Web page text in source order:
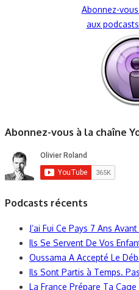
Abonnez-
aux
Abonnez-vous à la chaîne
Podcasts récents
J’ai Fui Ce Pays 7 Ans
Ils Se Servent De Vos
Oussama A Accepté Le
Ils Sont Partis à Temps.
La France Prépare Ta Cage